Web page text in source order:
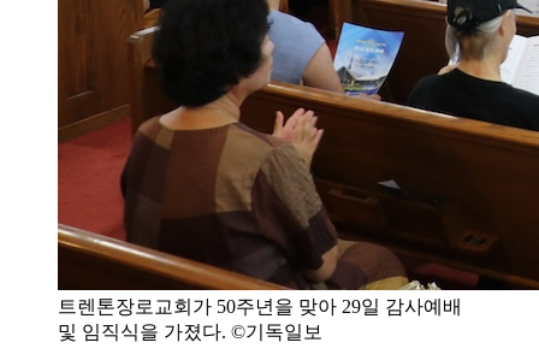
트렌톤장로교회가 50주년을 맞아 29일 감사예배
및 임직식을 가졌다. ©기독일보